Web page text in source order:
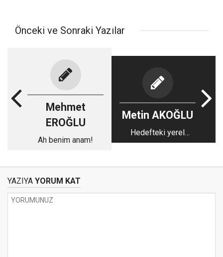
Önceki ve Sonraki Yazılar
Mehmet
EROĞLU
Ah benim anam!
Metin AKOĞLU
Hedefteki yerel
yönetimler ve kriz
YAZIYA YORUM KAT